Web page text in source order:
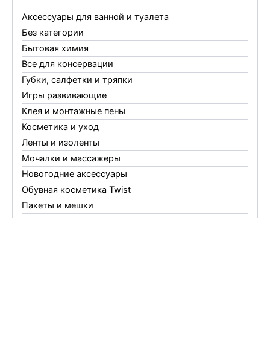
Аксессуары для ванной и туалета
Без категории
Бытовая химия
Все для консервации
Губки, салфетки и тряпки
Игры развивающие
Клея и монтажные пены
Косметика и уход
Ленты и изоленты
Мочалки и массажеры
Новогодние аксессуары
Обувная косметика Twist
Пакеты и мешки
Перчатки